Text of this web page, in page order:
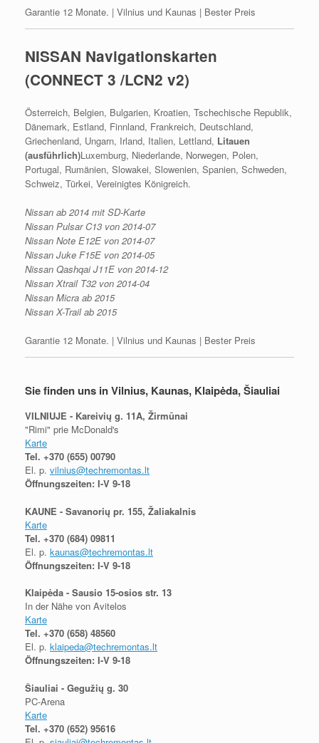
Garantie 12 Monate. | Vilnius und Kaunas | Bester Preis
NISSAN Navigationskarten
(CONNECT 3 /LCN2 v2)
Österreich, Belgien, Bulgarien, Kroatien, Tschechische Republik,
Dänemark, Estland, Finnland, Frankreich, Deutschland,
Griechenland, Ungarn, Irland, Italien, Lettland, Litauen
(ausführlich)Luxemburg, Niederlande, Norwegen, Polen,
Portugal, Rumänien, Slowakei, Slowenien, Spanien, Schweden,
Schweiz, Türkei, Vereinigtes Königreich.
Nissan ab 2014 mit SD-Karte
Nissan Pulsar C13 von 2014-07
Nissan Note E12E von 2014-07
Nissan Juke F15E von 2014-05
Nissan Qashqai J11E von 2014-12
Nissan Xtrail T32 von 2014-04
Nissan Micra ab 2015
Nissan X-Trail ab 2015
Garantie 12 Monate. | Vilnius und Kaunas | Bester Preis
Sie finden uns in Vilnius, Kaunas, Klaipėda, Šiauliai
VILNIUJE - Kareivių g. 11A, Žirmūnai
"Rimi" prie McDonald's
Karte
Tel. +370 (655) 00790
El. p. vilnius@techremontas.lt
Öffnungszeiten: I-V 9-18
KAUNE - Savanorių pr. 155, Žaliakalnis
Karte
Tel. +370 (684) 09811
El. p. kaunas@techremontas.lt
Öffnungszeiten: I-V 9-18
Klaipėda - Sausio 15-osios str. 13
In der Nähe von Avitelos
Karte
Tel. +370 (658) 48560
El. p. klaipeda@techremontas.lt
Öffnungszeiten: I-V 9-18
Šiauliai - Gegužių g. 30
PC-Arena
Karte
Tel. +370 (652) 95616